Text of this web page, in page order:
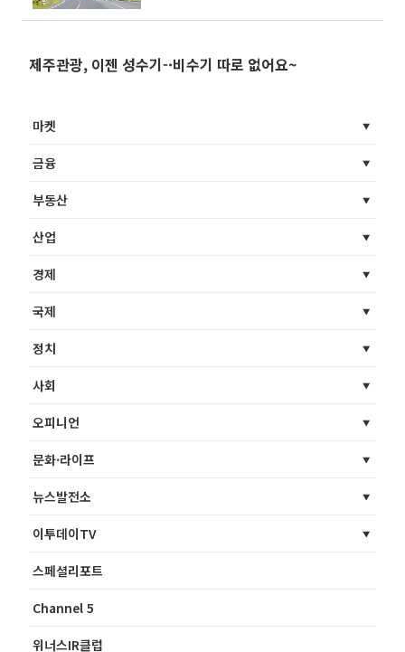
제주관광, 이젠 성수기-·비수기 따로 없어요~
마켓
금융
부동산
산업
경제
국제
정치
사회
오피니언
문화·라이프
뉴스발전소
이투데이TV
스페셜리포트
Channel 5
위너스IR클럽